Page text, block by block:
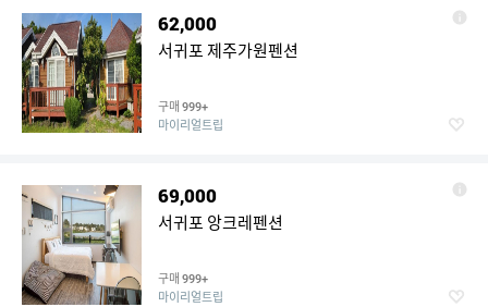
62,000
서귀포 제주가원펜션
구매 999+
마이리얼트립
69,000
서귀포 앙크레펜션
구매 999+
마이리얼트립